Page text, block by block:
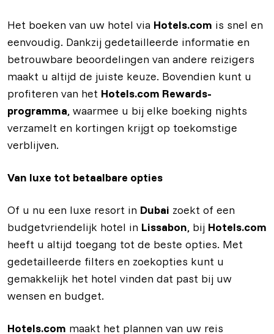
Het boeken van uw hotel via Hotels.com is snel en
eenvoudig. Dankzij gedetailleerde informatie en
betrouwbare beoordelingen van andere reizigers
maakt u altijd de juiste keuze. Bovendien kunt u
profiteren van het Hotels.com Rewards-
programma, waarmee u bij elke boeking nights
verzamelt en kortingen krijgt op toekomstige
verblijven.
Van luxe tot betaalbare opties
Of u nu een luxe resort in Dubai zoekt of een
budgetvriendelijk hotel in Lissabon, bij Hotels.com
heeft u altijd toegang tot de beste opties. Met
gedetailleerde filters en zoekopties kunt u
gemakkelijk het hotel vinden dat past bij uw
wensen en budget.
Hotels.com maakt het plannen van uw reis